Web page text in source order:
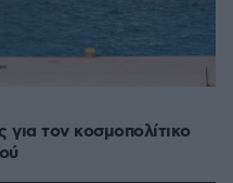
τον κοσμοπολίτικο